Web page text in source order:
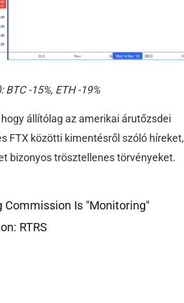
-15%, ETH -19%
állítólag az amerikai árutőzsdei
FTX közötti kimentésről szóló
bizonyos trösztellenes törvényeket.
Commission Is "Monitoring"
RTRS